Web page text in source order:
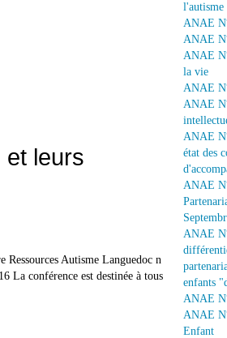
et leurs
Ressources Autisme Languedoc n
La conférence est destinée à tous
l'autisme
ANAE
ANAE
ANAE
la vie
ANAE
ANAE
ANAE
état des
ANAE
ANAE
enfants
ANAE
ANAE
Enfant